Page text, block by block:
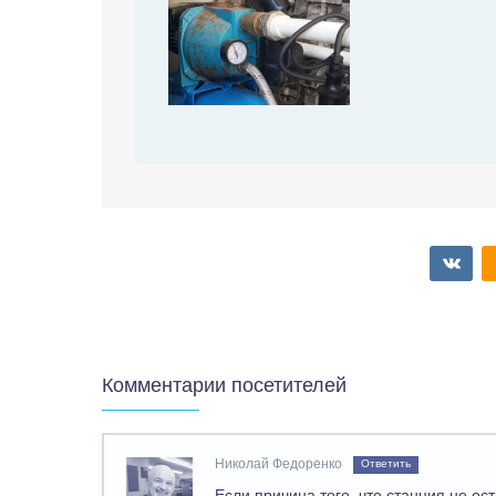
Комментарии посетителей
Николай Федоренко Ответить